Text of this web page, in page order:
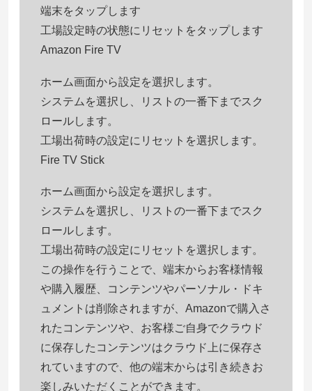
端末をタップします
工場設定時の状態にリセットをタップします
Amazon Fire TV
ホーム画面から設定を選択します。
システムを選択し、リストの一番下までスク
ロールします。
工場出荷時の設定にリセットを選択します。
Fire TV Stick
ホーム画面から設定を選択します。
システムを選択し、リストの一番下までスク
ロールします。
工場出荷時の設定にリセットを選択します。
この操作を行うことで、端末からお客様情報
や購入履歴、コンテンツやパーソナル・ドキ
ュメントは削除されますが、Amazonで購入さ
れたコンテンツや、お客様ご自身でクラウド
に保存したコンテンツはクラウド上に保存さ
れていますので、他の端末からは引き続きお
楽しみいただくことができます。